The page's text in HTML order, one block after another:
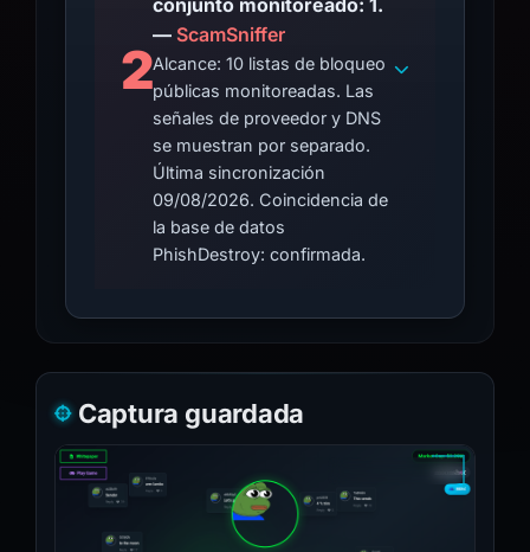
2
conjunto monitoreado: 1.
— ScamSniffer
Alcance: 10 listas de bloqueo
públicas monitoreadas. Las
señales de proveedor y DNS
se muestran por separado.
Última sincronización
09/08/2026. Coincidencia de
la base de datos
PhishDestroy: confirmada.
Captura guardada